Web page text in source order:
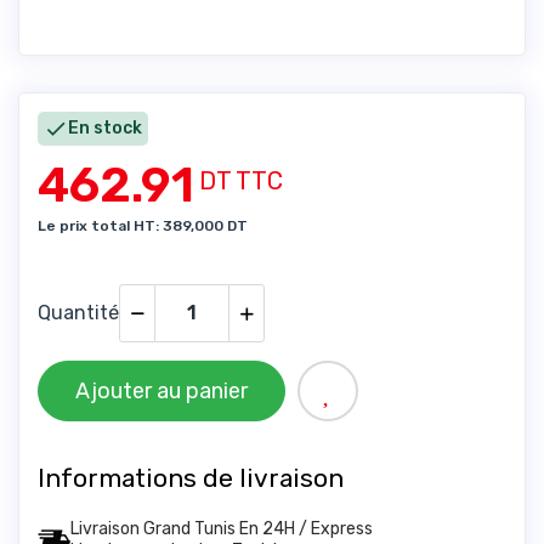
 En stock
462.91DT TTC
Le prix total HT: 389,000 DT
Quantité
Ajouter au panier
Informations de livraison
Livraison Grand Tunis En 24H / Express